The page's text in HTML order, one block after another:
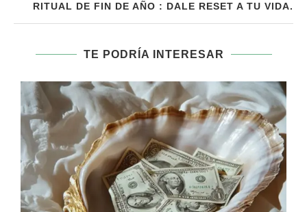
RITUAL DE FIN DE AÑO : DALE RESET A TU VIDA.
TE PODRÍA INTERESAR